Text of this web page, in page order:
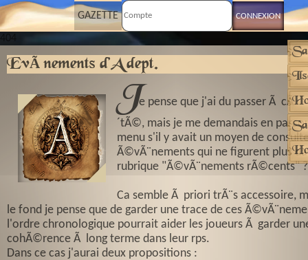
GAZETTE
EvÃ¨nements d'Adept.
Je pense que j'ai du passer Ã cÃ
´tÃ©, mais je me demandais en
menu s'il y avait un moyen de
Ã©vÃ¨nements qui ne figurent plus
rubrique "Ã©vÃ¨nements rÃ©cents" ?
Ca semble Ã priori trÃ¨s accessoire,
le fond je pense que de garder une trace de ces
l'ordre chronologique pourrait aider les joueurs Ã garder
cohÃ©rence Ã long terme dans leur rps.
Dans ce cas j'aurai deux propositions :